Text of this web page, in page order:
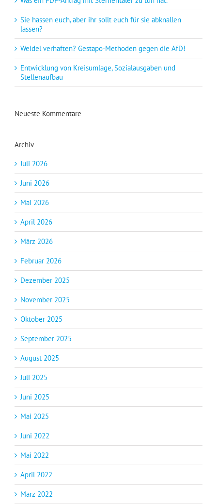
Sie hassen euch, aber ihr sollt euch für sie abknallen
lassen?
Weidel verhaften? Gestapo-Methoden gegen die AfD!
Entwicklung von Kreisumlage, Sozialausgaben und
Stellenaufbau
Neueste Kommentare
Archiv
Juli 2026
Juni 2026
Mai 2026
April 2026
März 2026
Februar 2026
Dezember 2025
November 2025
Oktober 2025
September 2025
August 2025
Juli 2025
Juni 2025
Mai 2025
Juni 2022
Mai 2022
April 2022
März 2022